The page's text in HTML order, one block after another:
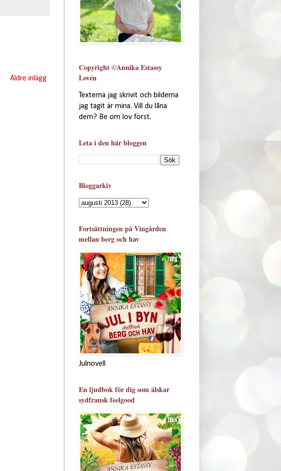
Äldre inlägg
Copyright ©Annika Estassy
Lovén
Texterna jag skrivit och bilderna
jag tagit är mina. Vill du låna
dem? Be om lov först.
Leta i den här bloggen
Bloggarkiv
Fortsättningen på Vingården
mellan berg och hav
Julnovell
En ljudbok för dig som älskar
sydfransk feelgood